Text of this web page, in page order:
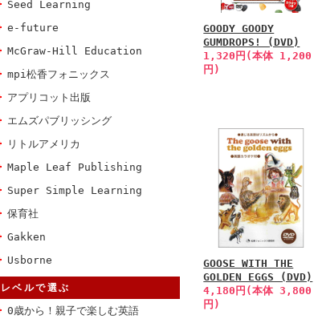
Seed Learning
e-future
McGraw-Hill Education
mpi松香フォニックス
アプリコット出版
エムズパブリッシング
リトルアメリカ
Maple Leaf Publishing
Super Simple Learning
保育社
Gakken
Usborne
レベルで選ぶ
0歳から！親子で楽しむ英語
GOODY GOODY
GUMDROPS! (DVD)
1,320円(本体 1,200
円)
GOOSE WITH THE
GOLDEN EGGS (DVD)
4,180円(本体 3,800
円)